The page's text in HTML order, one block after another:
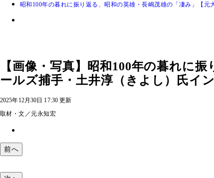
昭和100年の暮れに振り返る、昭和の英雄・長嶋茂雄の「凄み」【元
【画像・写真】昭和100年の暮れに
ールズ捕手・土井淳（きよし）氏イ
2025年12月30日 17:30 更新
取材・文／元永知宏
前へ